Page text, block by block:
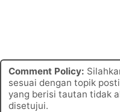
Comment Policy:
sesuai dengan topik
yang berisi tautan tidak
disetujui.